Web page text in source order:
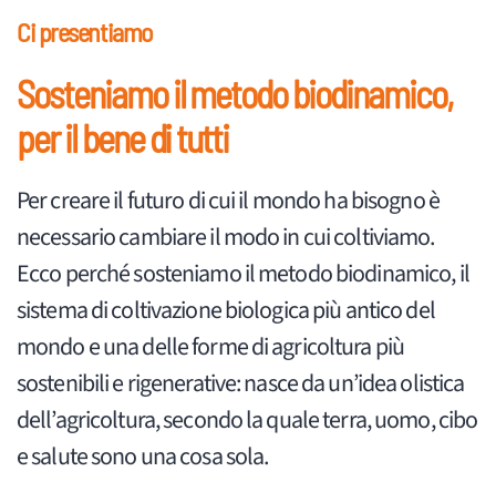
Ci presentiamo
Sosteniamo il metodo biodinamico,
per il bene di tutti
Per creare il futuro di cui il mondo ha bisogno è
necessario cambiare il modo in cui coltiviamo.
Ecco perché sosteniamo il metodo biodinamico, il
sistema di coltivazione biologica più antico del
mondo e una delle forme di agricoltura più
sostenibili e rigenerative: nasce da un’idea olistica
dell’agricoltura, secondo la quale terra, uomo, cibo
e salute sono una cosa sola.